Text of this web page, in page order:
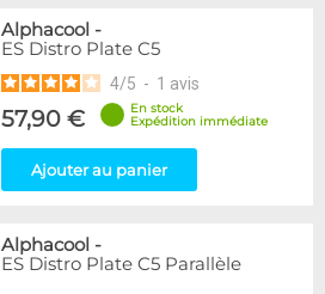
Alphacool -
ES Distro Plate C5
4/5 - 1 avis
57,90 €
En stock
Expédition immédiate
Ajouter au panier
Alphacool -
ES Distro Plate C5 Parallèle